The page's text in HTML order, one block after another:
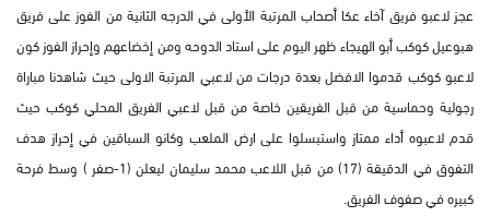
عجز لاعبو فريق آخاء عكا أصحاب المرتبة الأولى في الدرجه الثانية من الفوز على فريق
هبوعيل كوكب أبو الهيجاء ظهر اليوم على استاد الدوحه ومن إخضاعهم وإحراز الفوز كون
لاعبو كوكب قدموا الافضل بعدة درجات من لاعبي المرتبة الاولى حيث شاهدنا مباراة
رجولية وحماسية من قبل الفريقين خاصة من قبل لاعبي الفريق المحلي كوكب حيث
قدم لاعبوه أداء ممتاز واستبسلوا على ارض الملعب وكانو السباقين في إحراز هدف
التفوق في الدقيقة (17) من قبل اللاعب محمد سليمان ليعلن (1-صفر ) وسط فرحة
كبيره في صفوف الفريق.